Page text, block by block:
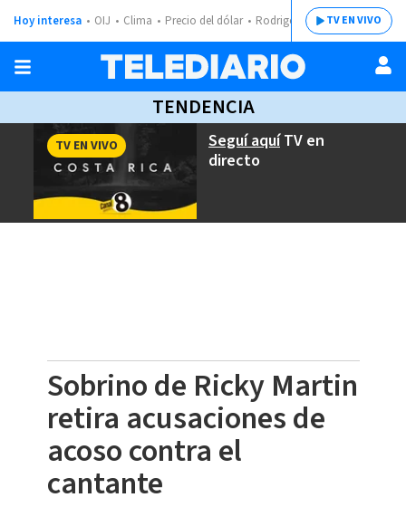
Hoy interesa OIJ Clima Precio del dólar Rodrigo ChavesTV EN VIVO
TENDENCIA
Seguí aquíTV en
directo
TV EN VIVO
Sobrino de Ricky Martin
retira acusaciones de
acoso contra el
cantante